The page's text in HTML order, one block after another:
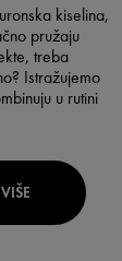
kiselina,
pružaju
treba
Istražujemo
u rutini